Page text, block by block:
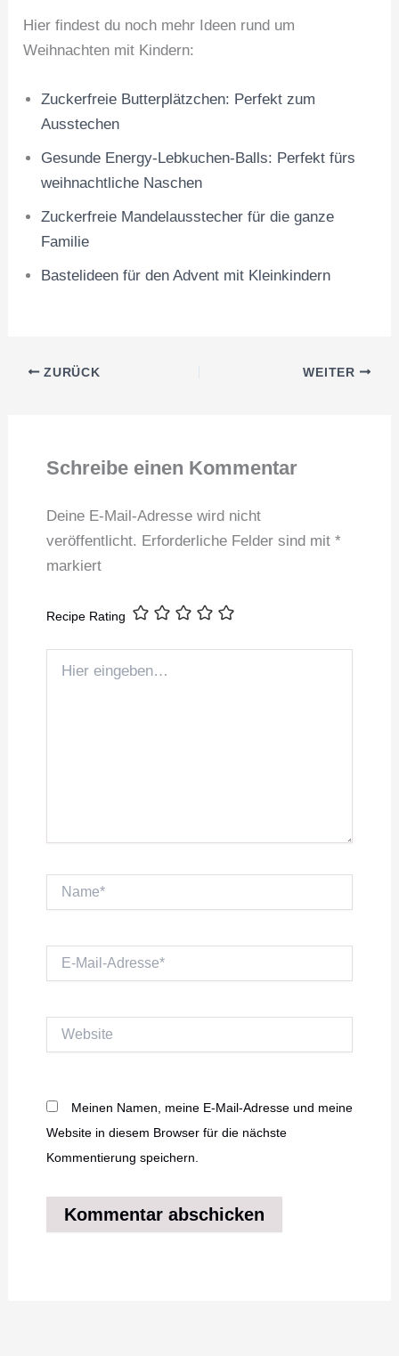
Hier findest du noch mehr Ideen rund um
Weihnachten mit Kindern:
Zuckerfreie Butterplätzchen: Perfekt zum
Ausstechen
Gesunde Energy-Lebkuchen-Balls: Perfekt fürs
weihnachtliche Naschen
Zuckerfreie Mandelausstecher für die ganze
Familie
Bastelideen für den Advent mit Kleinkindern
ZURÜCK WEITER
Schreibe einen Kommentar
Deine E-Mail-Adresse wird nicht
veröffentlicht. Erforderliche Felder sind mit *
markiert
Recipe Rating
eingeben…
Mail-
Meinen Namen, meine E-Mail-Adresse und meine
Website in diesem Browser für die nächste
Kommentierung speichern.